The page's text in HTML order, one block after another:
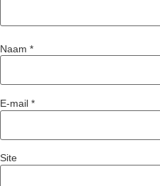
Naam *
E-mail *
Site